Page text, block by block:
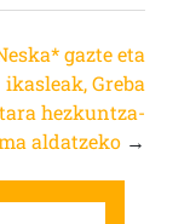
gazte eta
ikasleak, Greba
hezkuntza-
aldatzeko →